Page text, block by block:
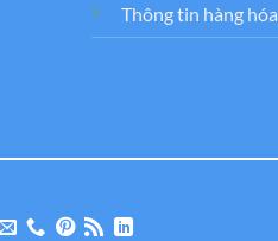
Thông tin hàng hóa